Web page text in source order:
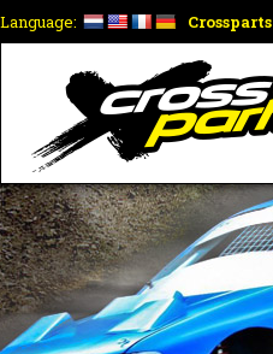
Language: Crossparts